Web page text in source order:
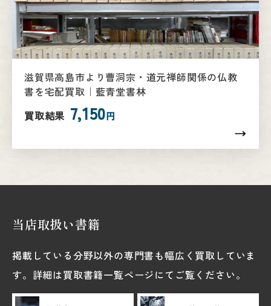
滋賀県高島市より曹洞宗・道元禅師関係の仏教
書を宅配買取｜藍青堂書林
買取結果 7,150円
当店取扱い書籍
掲載している分野以外の専門書も幅広く買取していま
す。詳細は買取書籍一覧ページにてご覧ください。